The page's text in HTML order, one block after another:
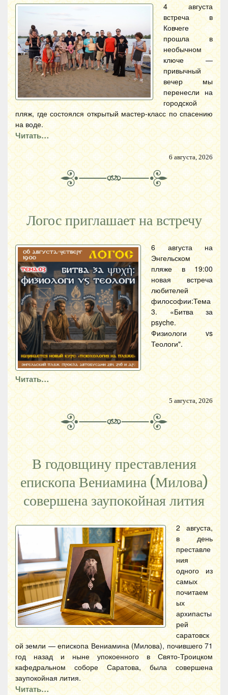
4 августа
встреча в
Ковчеге
прошла в
необычном
ключе —
привычный
вечер мы
перенесли на
городской
пляж, где состоялся открытый мастер-класс по спасению
на воде.
Читать…
6 августа, 2026
Логос приглашает на встречу
6 августа на
Энгельском
пляже в 19:00
новая встреча
любителей
философии:Тема
3. «Битва за
psyche.
Физиологи vs
Теологи".
Читать…
5 августа, 2026
В годовщину преставления
епископа Вениамина (Милова)
совершена заупокойная лития
2 августа,
в день
преставле
ния
одного из
самых
почитаем
ых
архипасты
рей
саратовск
ой земли — епископа Вениамина (Милова), почившего 71
год назад и ныне упокоенного в Свято-Троицком
кафедральном соборе Саратова, была совершена
заупокойная лития.
Читать…